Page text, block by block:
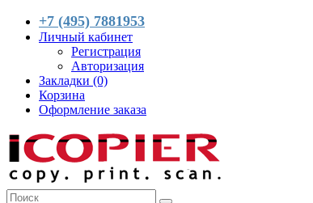
+7 (495) 7881953
Личный кабинет
Регистрация
Авторизация
Закладки (0)
Корзина
Оформление заказа